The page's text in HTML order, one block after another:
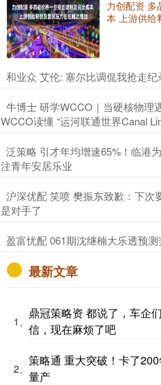
力创配资 多
本 上游供给
和业众 艾伦: 塞尔比调侃我抢走
牛博士 研学WCCO｜当硬核物理
WCCO读懂 “运河联通世界Canal
泛策略 引才年均增速65%！临港
注青年安居乐业
沪深优配 笑喷 樊振东致歉：下次
是对手了
盈富忧配 061期沈继楠大乐透预
最新文章
1、
鼎冠策略资 都说了，车企
信，现在麻烦了吧
2、
策略通 重大突破！卡了
量产